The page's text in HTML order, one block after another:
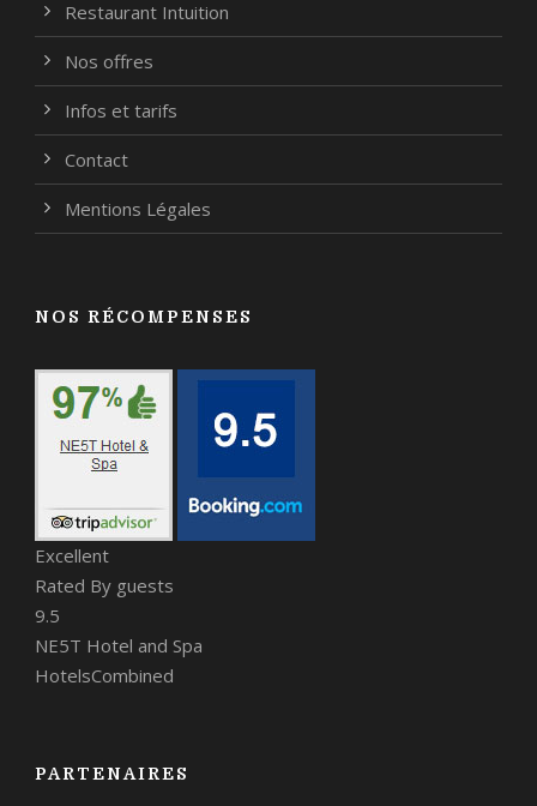
Restaurant Intuition
Nos offres
Infos et tarifs
Contact
Mentions Légales
NOS RÉCOMPENSES
Excellent
Rated By guests
9.5
NE5T Hotel and Spa
HotelsCombined
PARTENAIRES